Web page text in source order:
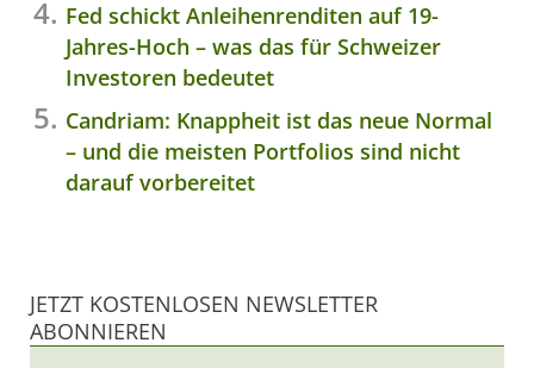
Fed schickt Anleihenrenditen auf 19-
Jahres-Hoch – was das für Schweizer
Investoren bedeutet
Candriam: Knappheit ist das neue Normal
– und die meisten Portfolios sind nicht
darauf vorbereitet
JETZT KOSTENLOSEN NEWSLETTER
ABONNIEREN